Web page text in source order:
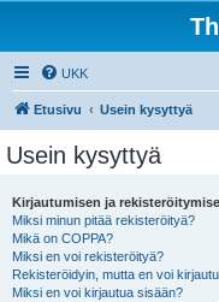
UKK
Etusivu Usein kysyttyä
Usein kysyttyä
Kirjautumisen ja
Miksi minun pitää rekisteröityä?
Mikä on COPPA?
Miksi en voi rekisteröityä?
Rekisteröidyin, mutta en voi
Miksi en voi kirjautua sisään?